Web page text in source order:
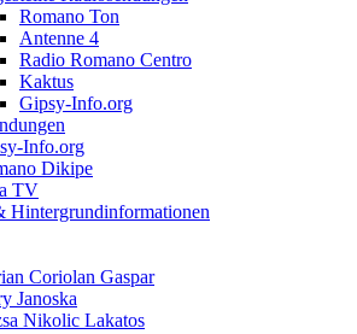
Romano Ton
Antenne 4
Radio Romano Centro
Kaktus
Gipsy-Info.org
Info.org
Dikipe
TV
Hintergrundinformationen
Coriolan Gaspar
Janoska
Nikolic Lakatos